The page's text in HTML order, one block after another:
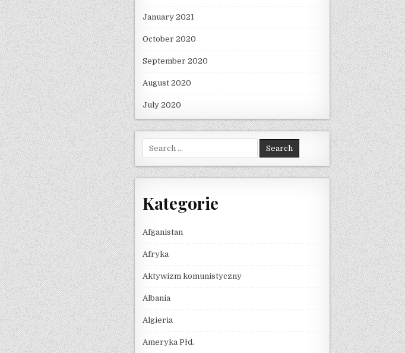
January 2021
October 2020
September 2020
August 2020
July 2020
Search for:
Kategorie
Afganistan
Afryka
Aktywizm komunistyczny
Albania
Algieria
Ameryka Płd.